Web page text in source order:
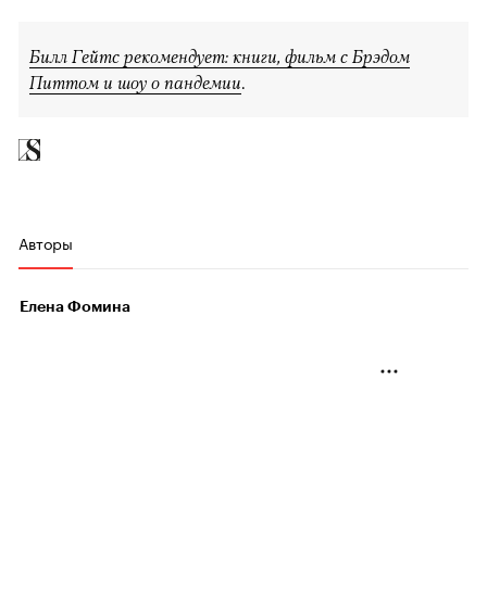
Билл Гейтс рекомендует: книги, фильм с Брэдом
Питтом и шоу о пандемии.
Авторы
Елена Фомина